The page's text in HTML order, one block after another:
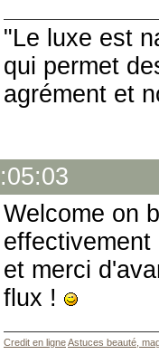
"Le luxe est
qui permet
agrément et
Welcome on
et merci
flux !
Credit en ligneAstuces beauté,